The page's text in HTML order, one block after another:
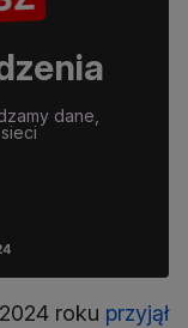
dane,
roku przyjął